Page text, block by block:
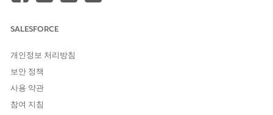
비스 수준을 모니터링하여 직원 상호 작용을 간소화하고 서비스
라우팅의 전반적인 효율성을 이해하고 직원 상호 작용을 간소화
IT 서비스용 옴니채널 인적 에이전트 성과 대시보드
핵심 메트릭을 분석하여 서비스 담당자 팀의 효율성을 평가하고
옴니채널 상호 작용을 최적화합니다. 해당 인사이트를 사용하여
상위 성과를 거두고, 추가 교육 또는 지원이 필요한 영역을 파악
SALESFORCE
개인정보 처리방침
보안 정책
사용 약관
참여 지침